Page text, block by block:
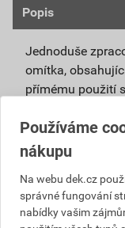
Popis
Jednoduše
omítka,
přímému použití
Vlivem
dochází ke
vytváří
Povrch
Používáme
nákupu
Na webu dek.cz
správné fungování
nabídky vašim